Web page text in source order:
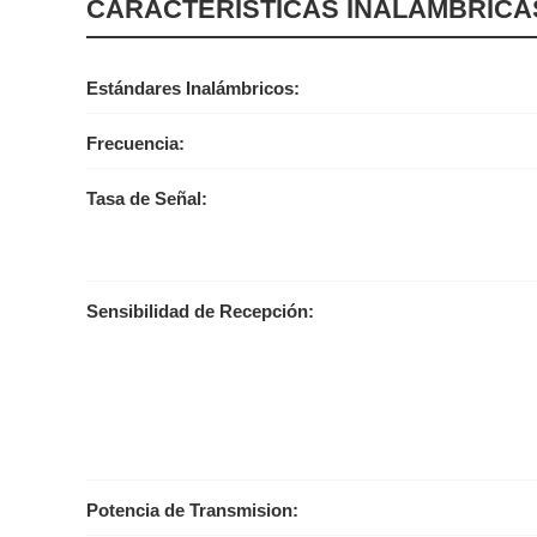
CARACTERÍSTICAS
Estándares Inalámbricos:
Frecuencia:
Tasa de Señal:
Sensibilidad de Recepción:
Potencia de Transmision: